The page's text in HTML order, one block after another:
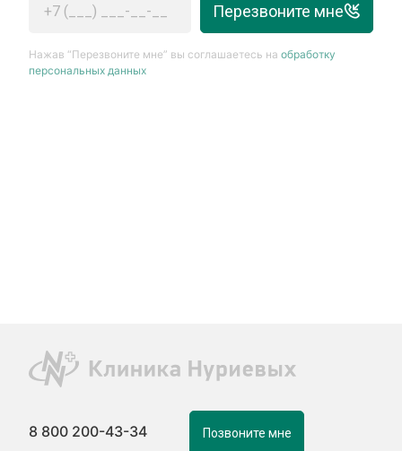
Перезвоните мне
Нажав “Перезвоните мне” вы соглашаетесь наобработку
персональных данных
8 800 200-43-34 Позвоните мне